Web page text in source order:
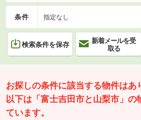
条件 指定なし
検索条件を保存
新着メールを受
取る
お探しの条件に該当する物件はあ
以下は「富士吉田市と山梨市」の
ています。